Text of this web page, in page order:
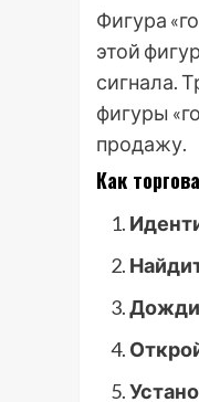
Фигура
этой
сигнала.
фигуры
продажу.
Как